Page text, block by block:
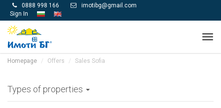
 0888 998 166 
imotibg@gmail.com
Sign In
Homepage Offers Sales Sofia
Types of properties